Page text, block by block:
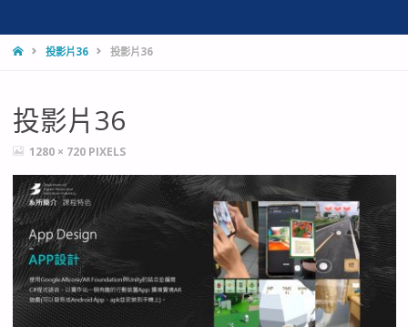
HOME投影片36 投影片36
投影片36
FULL1280 × 720 PIXELS